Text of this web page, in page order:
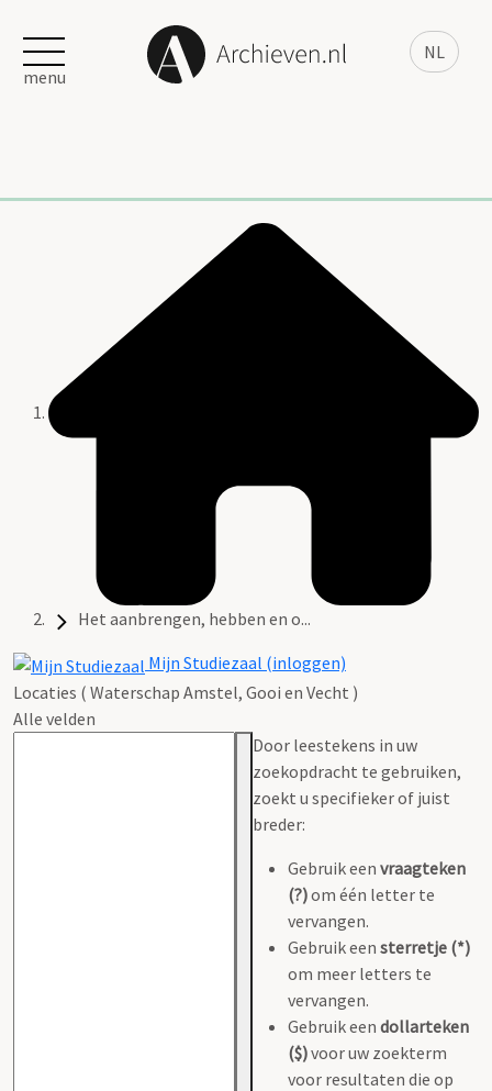
NL
menu
Het aanbrengen, hebben en o...
Mijn Studiezaal (inloggen)
Locaties ( Waterschap Amstel, Gooi en Vecht )
Alle velden
Door leestekens in uw
zoekopdracht te gebruiken,
zoekt u specifieker of juist
breder:
Gebruik een vraagteken
(?)om één letter te
vervangen.
Gebruik een sterretje (*)
om meer letters te
vervangen.
Gebruik een dollarteken
($)voor uw zoekterm
voor resultaten die op